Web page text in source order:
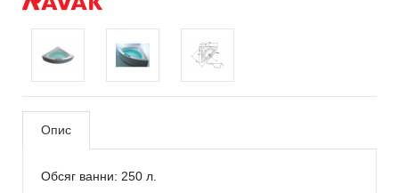
Опис
Обсяг ванни: 250 л.